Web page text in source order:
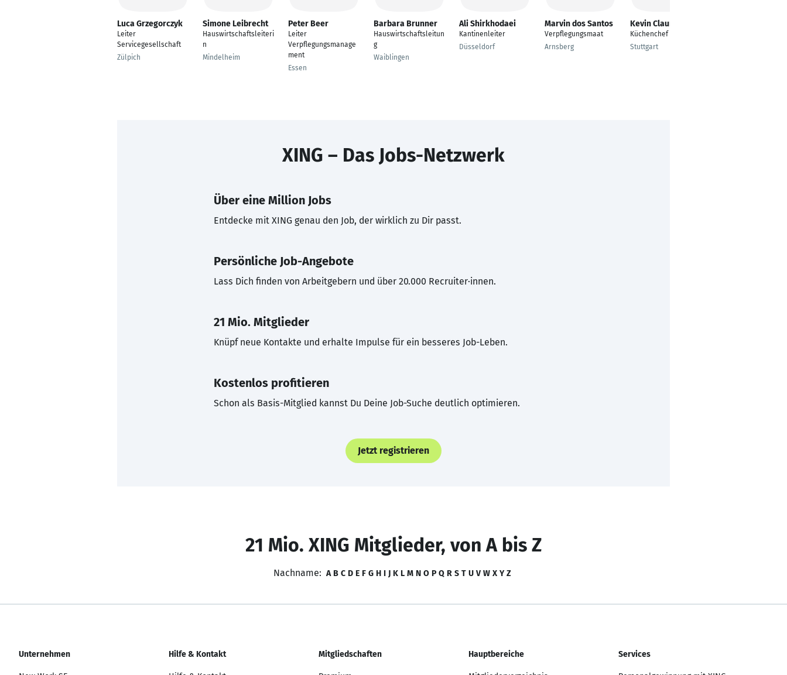
Luca Grzegorczyk
Leiter
Servicegesellschaft
Zülpich
Simone Leibrecht
Hauswirtschaftsleiteri
n
Mindelheim
Peter Beer
Leiter
Verpflegungsmanage
ment
Essen
Barbara Brunner
Hauswirtschaftsleitun
g
Waiblingen
Ali Shirkhodaei
Kantinenleiter
Düsseldorf
Marvin dos Santos
Verpflegungsmaat
Arnsberg
Kevin Clauß
Küchenchef
Stuttgart
XING – Das Jobs-Netzwerk
Über eine Million Jobs
Entdecke mit XING genau den Job, der wirklich zu Dir passt.
Persönliche Job-Angebote
Lass Dich finden von Arbeitgebern und über 20.000 Recruiter·innen.
21 Mio. Mitglieder
Knüpf neue Kontakte und erhalte Impulse für ein besseres Job-Leben.
Kostenlos profitieren
Schon als Basis-Mitglied kannst Du Deine Job-Suche deutlich optimieren.
Jetzt registrieren
21 Mio. XING Mitglieder, von A bis Z
Nachname: A B C D E F G H I J K L M N O P Q R S T U V W X Y Z
Unternehmen Hilfe & Kontakt Mitgliedschaften Hauptbereiche Services